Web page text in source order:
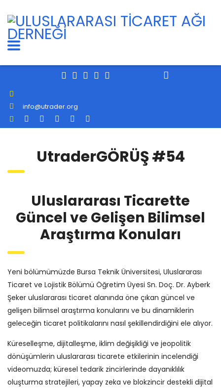
info@utrader.org
UtraderGÖRÜŞ #54
Uluslararası Ticarette
Güncel ve Gelişen Bilimsel
Araştırma Konuları
Yeni bölümümüzde Bursa Teknik Üniversitesi, Uluslararası
Ticaret ve Lojistik Bölümü Öğretim Üyesi Sn. Doç. Dr. Ayberk
Şeker uluslararası ticaret alanında öne çıkan güncel ve
gelişen bilimsel araştırma konularını ve bu dinamiklerin
geleceğin ticaret politikalarını nasıl şekillendirdiğini ele alıyor.
Küreselleşme, dijitalleşme, iklim değişikliği ve jeopolitik
dönüşümlerin uluslararası ticarete etkilerinin incelendiği
videomuzda; küresel tedarik zincirlerinde dayanıklılık
oluşturma stratejileri, yapay zeka ve blokzincir destekli dijital